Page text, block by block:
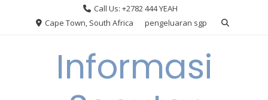
Call Us: +2782 444 YEAH
Cape Town, South Africa
pengeluaran sgp
Informasi